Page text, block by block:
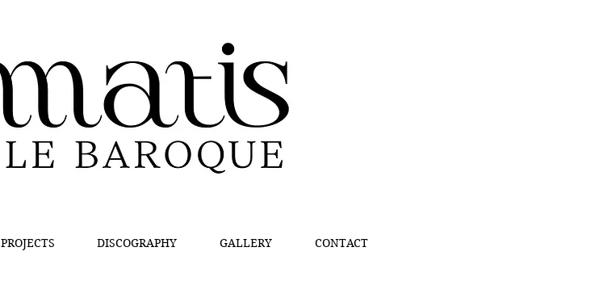
PROJECTS DISCOGRAPHY GALLERY CONTACT